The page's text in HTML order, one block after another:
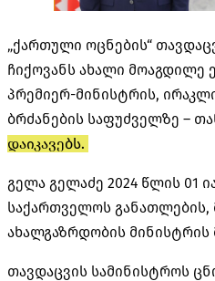
„ქართული ოცნების“
ჩიქოვანს ახალი მოაგდილე
პრემიერ-მინისტრის,
ბრძანების საფუძველზე –
დაიკავებს.
გელა გელაძე 2024 წლის 01
საქართველოს განათლების,
ახალგაზრდობის
თავდაცვის სამინისტროს